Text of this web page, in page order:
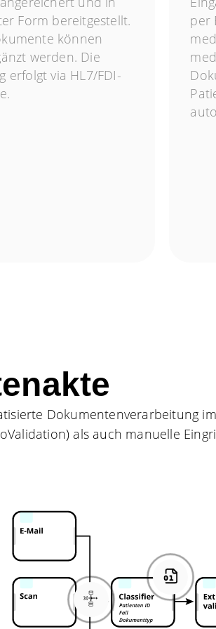
Form bereitgestellt.
können
werden. Die
erfolgt via HL7/FDI-
per
Dokumentenverarbeitung
als auch manuelle